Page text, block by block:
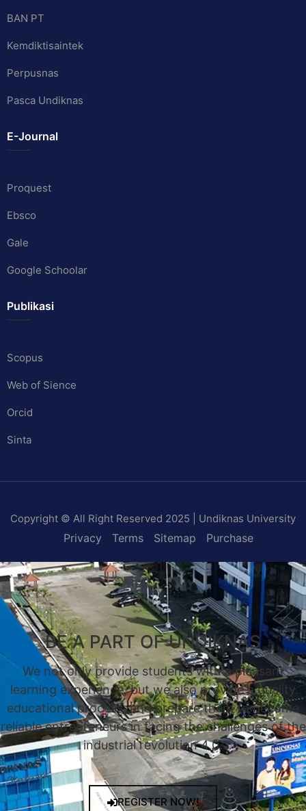
BAN PT
Kemdiktisaintek
Perpusnas
Pasca Undiknas
E-Journal
Proquest
Ebsco
Gale
Google Schoolar
Publikasi
Scopus
Web of Sience
Orcid
Sinta
Copyright © All Right Reserved 2025 | Undiknas University
Privacy Terms Sitemap Purchase
BE A PART OF UNDIKNAS
We not only provide students with a pleasant
learning experience, but we also provide a quality
educational process, and prepare them to become
reliable entrepreneurs in facing the challenges of the
industrial revolution 4.0.
REGISTER NOW!